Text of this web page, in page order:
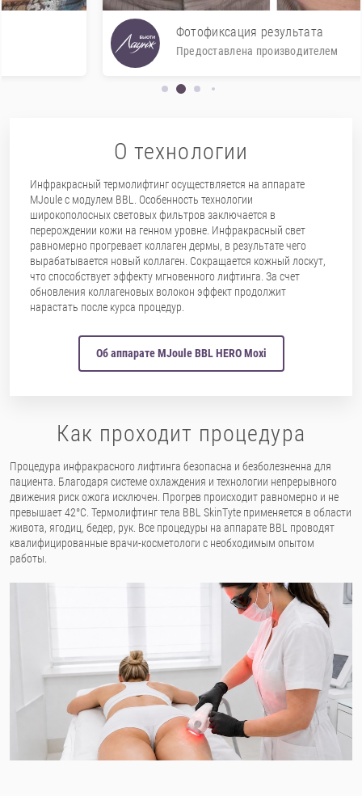
Фотофиксация результата
Предоставлена производителем
О технологии
Инфракрасный термолифтинг осуществляется на аппарате
MJoule с модулем BBL. Особенность технологии
широкополосных световых фильтров заключается в
перерождении кожи на генном уровне. Инфракрасный свет
равномерно прогревает коллаген дермы, в результате чего
вырабатывается новый коллаген. Сокращается кожный лоскут,
что способствует эффекту мгновенного лифтинга. За счет
обновления коллагеновых волокон эффект продолжит
нарастать после курса процедур.
Об аппарате MJoule BBL HERO Moxi
Как проходит процедура
Процедура инфракрасного лифтинга безопасна и безболезненна для
пациента. Благодаря системе охлаждения и технологии непрерывного
движения риск ожога исключен. Прогрев происходит равномерно и не
превышает 42°С. Термолифтинг тела BBL SkinTyte применяется в области
живота, ягодиц, бедер, рук. Все процедуры на аппарате BBL проводят
квалифицированные врачи-косметологи с необходимым опытом
работы.